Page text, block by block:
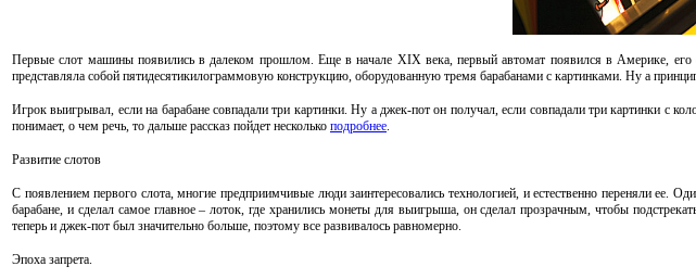
Первые слот машины появились в далеком прошлом. Еще в начале XIX века, первый автомат появился в Америке, его
представляла собой пятидесятикилограммовую конструкцию, оборудованную тремя барабанами с картинками. Ну а
Игрок выигрывал, если на барабане совпадали три картинки. Ну а джек-пот он получал, если совпадали три картинки с
понимает, о чем речь, то дальше рассказ пойдет несколько подробнее.
Развитие слотов
С появлением первого слота, многие предприимчивые люди заинтересовались технологией, и естественно переняли
барабане, и сделал самое главное – лоток, где хранились монеты для выигрыша, он сделал прозрачным, чтобы
теперь и джек-пот был значительно больше, поэтому все развивалось равномерно.
Эпоха запрета.